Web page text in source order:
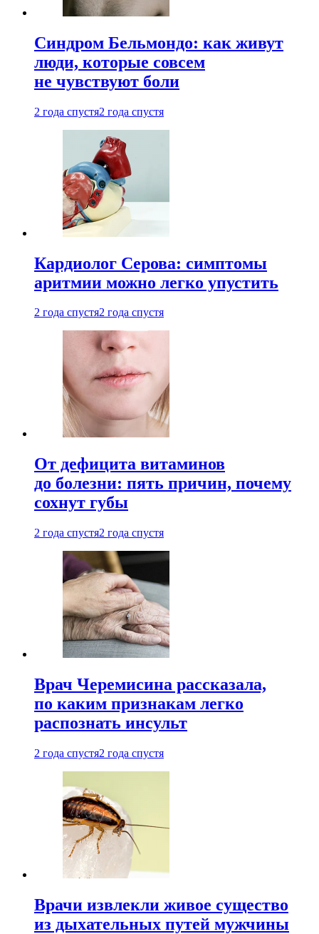
Синдром Бельмондо: как живут
люди, которые совсем
не чувствуют боли
2 года спустя2 года спустя
Кардиолог Серова: симптомы
аритмии можно легко упустить
2 года спустя2 года спустя
От дефицита витаминов
до болезни: пять причин, почему
сохнут губы
2 года спустя2 года спустя
Врач Черемисина рассказала,
по каким признакам легко
распознать инсульт
2 года спустя2 года спустя
Врачи извлекли живое существо
из дыхательных путей мужчины